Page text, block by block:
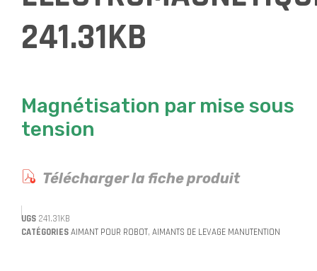
241.31KB
Magnétisation par mise sous
tension
Télécharger la fiche produit
UGS 241.31KB
CATÉGORIESAIMANT POUR ROBOT, AIMANTS DE LEVAGE MANUTENTION